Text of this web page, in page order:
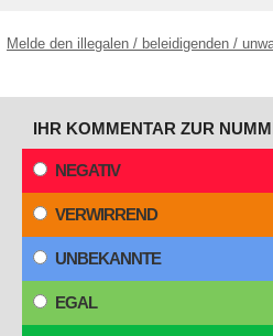
Melde den illegalen / beleidigenden /
IHR KOMMENTAR ZUR
NEGATIV
VERWIRREND
UNBEKANNTE
EGAL